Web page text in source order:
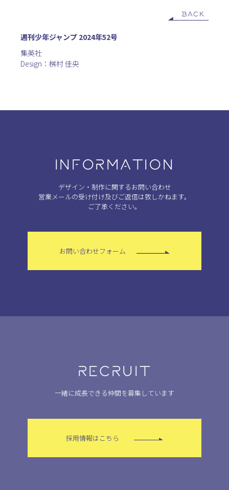
BACK
週刊少年ジャンプ 2024年52号
集英社
Design：桝村 佳央
INFORMATION
デザイン・制作に関するお問い合わせ
営業メールの受け付け及びご返信は致しかねます。
ご了承ください。
お問い合わせフォーム
RECRUIT
一緒に成長できる仲間を募集しています
採用情報はこちら